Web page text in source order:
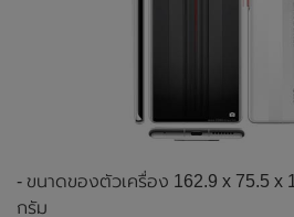
- ขนาดของตัวเครื่อง 162.9 x 75.5 x
กรัม